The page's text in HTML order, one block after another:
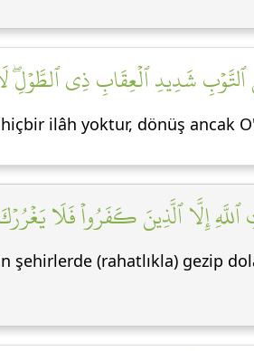
شَدِيدِ ٱلۡعِقَابِ ذِي ٱلطَّوۡلِۖ
ilâh yoktur, dönüş ancak
إِلَّا ٱلَّذِينَ كَفَرُواْ فَلَا يَغۡرُرۡكَ
şehirlerde (rahatlıkla) gezip